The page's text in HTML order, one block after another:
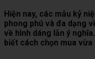
Hiện nay, các mẫu kỷ
phong phú và đa dạng
về hình dáng lẫn ý
biết cách chọn mua